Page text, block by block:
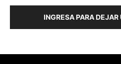
INGRESA PARA